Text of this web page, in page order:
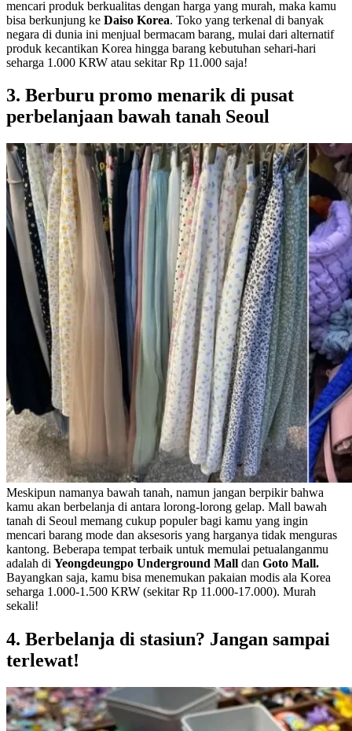
mencari produk berkualitas dengan harga yang murah, maka kamu
bisa berkunjung ke Daiso Korea. Toko yang terkenal di banyak
negara di dunia ini menjual bermacam barang, mulai dari alternatif
produk kecantikan Korea hingga barang kebutuhan sehari-hari
seharga 1.000 KRW atau sekitar Rp 11.000 saja!
3. Berburu promo menarik di pusat
perbelanjaan bawah tanah Seoul
Meskipun namanya bawah tanah, namun jangan berpikir bahwa
kamu akan berbelanja di antara lorong-lorong gelap. Mall bawah
tanah di Seoul memang cukup populer bagi kamu yang ingin
mencari barang mode dan aksesoris yang harganya tidak menguras
kantong. Beberapa tempat terbaik untuk memulai petualanganmu
adalah di Yeongdeungpo Underground Mall dan Goto Mall.
Bayangkan saja, kamu bisa menemukan pakaian modis ala Korea
seharga 1.000-1.500 KRW (sekitar Rp 11.000-17.000). Murah
sekali!
4. Berbelanja di stasiun? Jangan sampai
terlewat!